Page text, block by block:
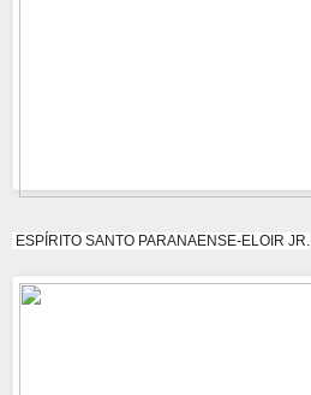
ESPÍRITO SANTO PARANAENSE-ELOIR JR.